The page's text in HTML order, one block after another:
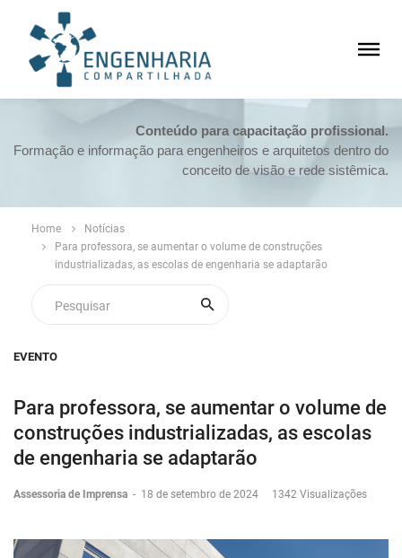
Conteúdo para capacitação profissional.
Formação e informação para engenheiros e arquitetos dentro do
conceito de visão e rede sistêmica.
Home
Notícias
Para professora, se aumentar o volume de construções
industrializadas, as escolas de engenharia se adaptarão
EVENTO
Para professora, se aumentar o volume de
construções industrializadas, as escolas
de engenharia se adaptarão
Assessoria de Imprensa - 18 de setembro de 2024 1342 Visualizações